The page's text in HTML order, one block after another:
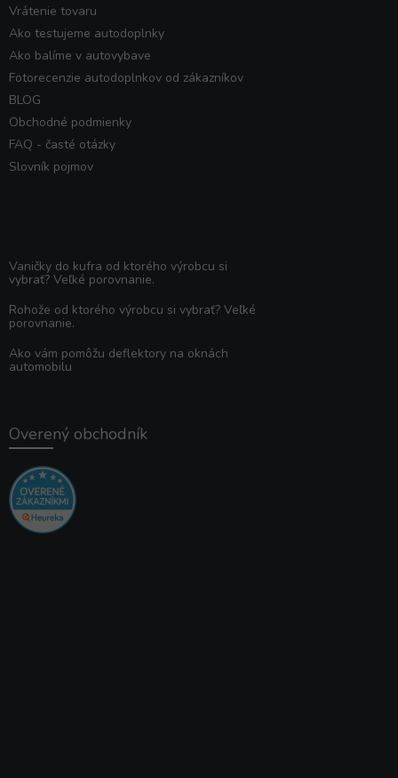
Vrátenie tovaru
Ako testujeme autodoplnky
Ako balíme v autovybave
Fotorecenzie autodoplnkov od zákazníkov
BLOG
Obchodné podmienky
FAQ - časté otázky
Slovník pojmov
Vaničky do kufra od ktorého výrobcu si
vybrať? Veľké porovnanie.
Rohože od ktorého výrobcu si vybrať? Veľké
porovnanie.
Ako vám pomôžu deflektory na oknách
automobilu
Overený obchodník